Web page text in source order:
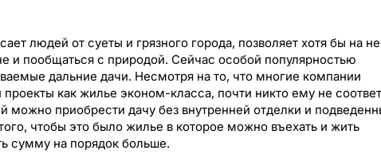
людей от суеты и грязного города, позволяет хотя бы на
и пообщаться с природой. Сейчас особой популярностью
дальние дачи. Несмотря на то, что многие компании
как жилье эконом-класса, почти никто ему не
можно приобрести дачу без внутренней отделки и
чтобы это было жилье в которое можно въехать и жить
сумму на порядок больше.